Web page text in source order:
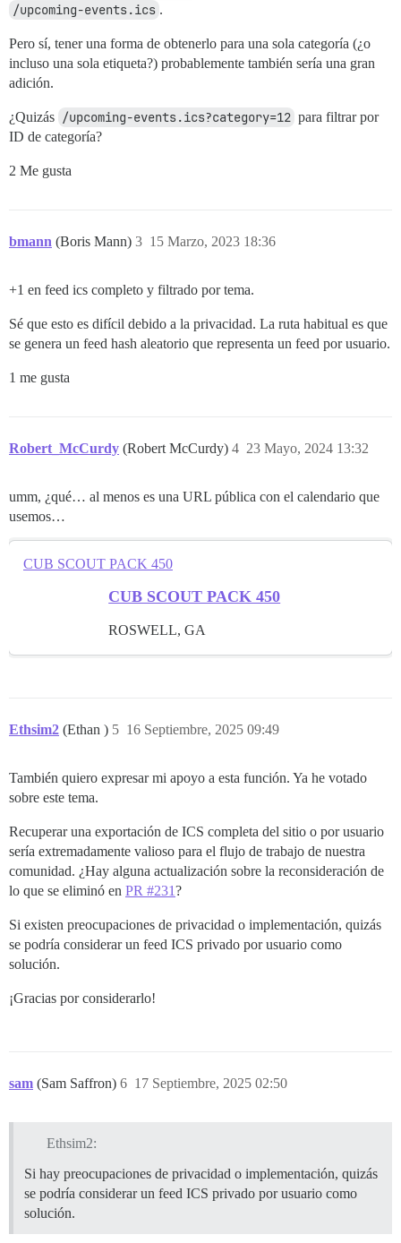
/upcoming-events.ics .
Pero sí, tener una forma de obtenerlo para una sola categoría (¿o
incluso una sola etiqueta?) probablemente también sería una gran
adición.
¿Quizás /upcoming-events.ics?category=12 para filtrar por
ID de categoría?
2 Me gusta
bmann (Boris Mann) 15 Marzo, 2023 18:36
3
+1 en feed ics completo y filtrado por tema.
Sé que esto es difícil debido a la privacidad. La ruta habitual es que
se genera un feed hash aleatorio que representa un feed por usuario.
1 me gusta
Robert_McCurdy (Robert McCurdy) 23 Mayo, 2024 13:32
4
umm, ¿qué… al menos es una URL pública con el calendario que
usemos…
CUB SCOUT PACK 450
CUB SCOUT PACK 450
ROSWELL, GA
Ethsim2 (Ethan ) 16 Septiembre, 2025 09:49
5
También quiero expresar mi apoyo a esta función. Ya he votado
sobre este tema.
Recuperar una exportación de ICS completa del sitio o por usuario
sería extremadamente valioso para el flujo de trabajo de nuestra
comunidad. ¿Hay alguna actualización sobre la reconsideración de
lo que se eliminó en PR #231?
Si existen preocupaciones de privacidad o implementación, quizás
se podría considerar un feed ICS privado por usuario como
solución.
¡Gracias por considerarlo!
sam (Sam Saffron) 17 Septiembre, 2025 02:50
6
Ethsim2:
Si hay preocupaciones de privacidad o implementación, quizás
se podría considerar un feed ICS privado por usuario como
solución.